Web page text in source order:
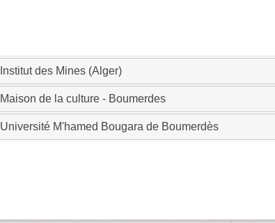
Institut des Mines (Alger)
Maison de la culture - Boumerdes
Université M'hamed Bougara de Boumerdès